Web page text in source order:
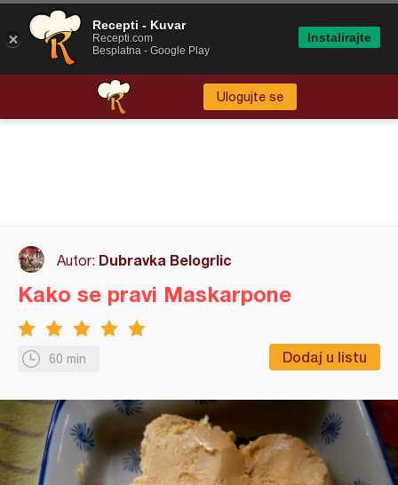
Ulogujte se
Autor: Dubravka Belogrlic
60 min Dodaj u listu
Kako se pravi Maskarpone
Recepti - Kuvar
Recepti.com
Besplatna - Google Play
Instalirajte